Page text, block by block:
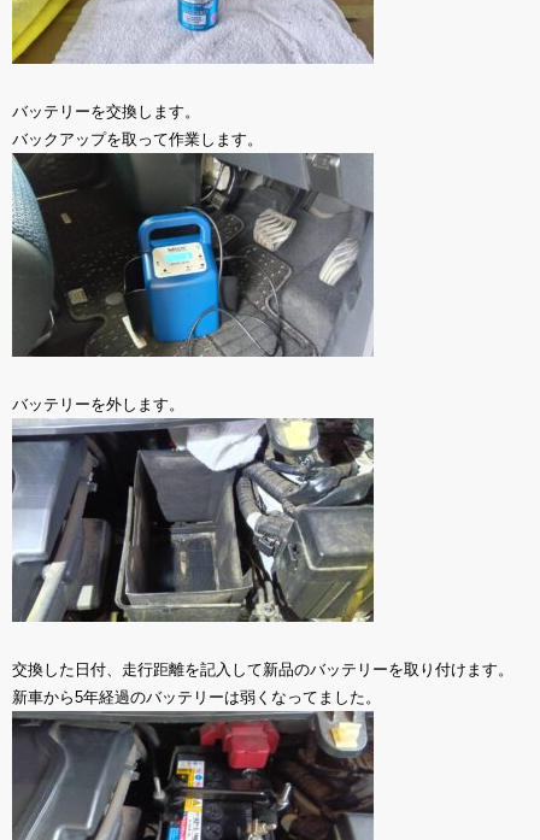
バッテリーを交換します。
バックアップを取って作業します。
バッテリーを外します。
交換した日付、走行距離を記入して新品のバッテリーを取り付けます。
新車から5年経過のバッテリーは弱くなってました。